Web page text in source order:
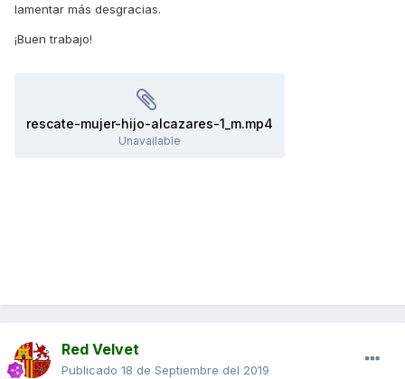
lamentar más desgracias.
¡Buen trabajo!
rescate-mujer-hijo-alcazares-1_m.mp4
Unavailable
Red Velvet
Publicado 18 de Septiembre del 2019